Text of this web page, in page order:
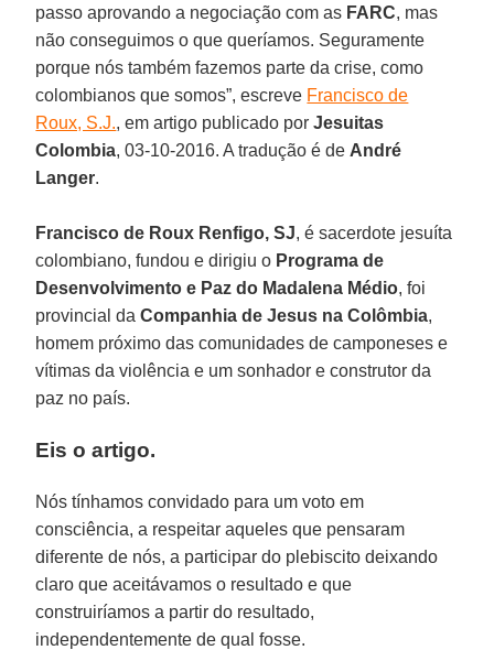
passo aprovando a negociação com as FARC, mas
não conseguimos o que queríamos. Seguramente
porque nós também fazemos parte da crise, como
colombianos que somos”, escreve Francisco de
Roux, S.J., em artigo publicado porJesuitas
Colombia, 03-10-2016. A tradução é de André
Langer.
Francisco de Roux Renfigo, SJ, é sacerdote jesuíta
colombiano, fundou e dirigiu o Programa de
Desenvolvimento e Paz do Madalena Médio, foi
provincial daCompanhia de Jesus na Colômbia,
homem próximo das comunidades de camponeses e
vítimas da violência e um sonhador e construtor da
paz no país.
Eis o artigo.
Nós tínhamos convidado para um voto em
consciência, a respeitar aqueles que pensaram
diferente de nós, a participar do plebiscito deixando
claro que aceitávamos o resultado e que
construiríamos a partir do resultado,
independentemente de qual fosse.